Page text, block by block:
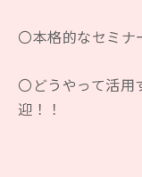
〇本格的なセミナ
〇どうやって活
迎！！